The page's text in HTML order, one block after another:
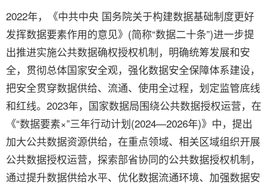
2022年，《中共中央 国务院关于构建数据基础制度更好
发挥数据要素作用的意见》(简称“数据二十条”)进一步提
出推进实施公共数据确权授权机制，明确统筹发展和安
全，贯彻总体国家安全观，强化数据安全保障体系建设，
把安全贯穿数据供给、流通、使用全过程，划定监管底线
和红线。2023年，国家数据局围绕公共数据授权运营，在
《“数据要素×”三年行动计划(2024—2026年)》中，提出
加大公共数据资源供给，在重点领域、相关区域组织开展
公共数据授权运营，探索部省协同的公共数据授权机制，
通过提升数据供给水平、优化数据流通环境、加强数据安